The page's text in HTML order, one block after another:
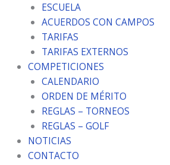
ESCUELA
ACUERDOS CON CAMPOS
TARIFAS
TARIFAS EXTERNOS
COMPETICIONES
CALENDARIO
ORDEN DE MÉRITO
REGLAS – TORNEOS
REGLAS – GOLF
NOTICIAS
CONTACTO